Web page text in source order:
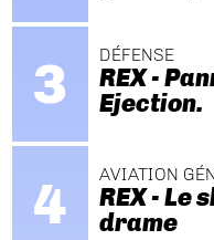
DÉFENSE
REX -
Ejection.
AVIATION
REX - Le
drame